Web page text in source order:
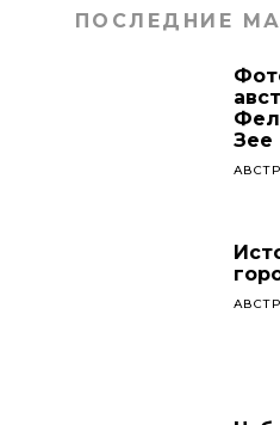
ПОСЛЕДНИЕ
Зее